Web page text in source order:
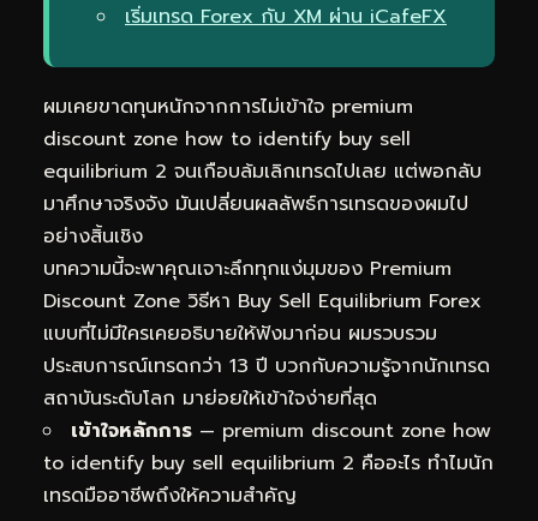
เริ่มเทรด Forex กับ XM ผ่าน iCafeFX
ผมเคยขาดทุนหนักจากการไม่เข้าใจ premium
discount zone how to identify buy sell
equilibrium 2 จนเกือบล้มเลิกเทรดไปเลย แต่พอกลับ
มาศึกษาจริงจัง มันเปลี่ยนผลลัพธ์การเทรดของผมไป
อย่างสิ้นเชิง
บทความนี้จะพาคุณเจาะลึกทุกแง่มุมของ Premium
Discount Zone วิธีหา Buy Sell Equilibrium Forex
แบบที่ไม่มีใครเคยอธิบายให้ฟังมาก่อน ผมรวบรวม
ประสบการณ์เทรดกว่า 13 ปี บวกกับความรู้จากนักเทรด
สถาบันระดับโลก มาย่อยให้เข้าใจง่ายที่สุด
เข้าใจหลักการ — premium discount zone how
to identify buy sell equilibrium 2 คืออะไร ทำไมนัก
เทรดมืออาชีพถึงให้ความสำคัญ